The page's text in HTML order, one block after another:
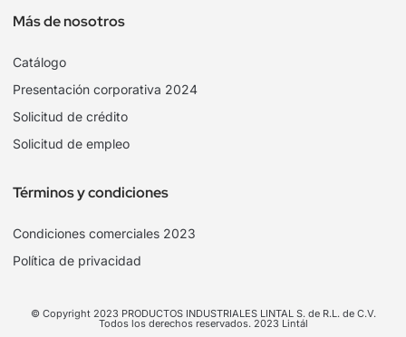
Más de nosotros
Catálogo
Presentación corporativa 2024
Solicitud de crédito
Solicitud de empleo
Términos y condiciones
Condiciones comerciales 2023
Política de privacidad
© Copyright 2023 PRODUCTOS INDUSTRIALES LINTAL S. de R.L. de C.V.
Todos los derechos reservados. 2023 Lintál